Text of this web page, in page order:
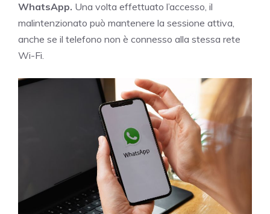
WhatsApp. Una volta effettuato l’accesso, il
malintenzionato può mantenere la sessione attiva,
anche se il telefono non è connesso alla stessa rete
Wi-Fi.